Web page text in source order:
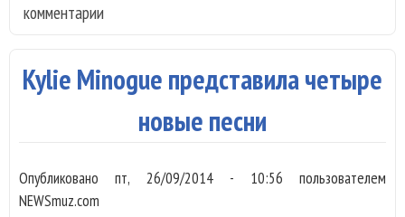
комментарии
Kylie Minogue представила четыре
новые песни
Опубликованопт, 26/09/2014 - 10:56 пользователем
NEWSmuz.com